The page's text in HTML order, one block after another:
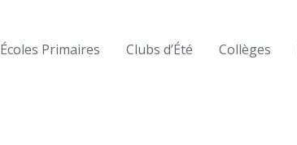
Écoles Primaires Clubs d’Été Collèges